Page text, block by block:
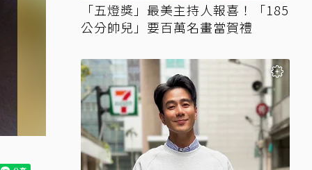
「五燈獎」最美主持人報喜！「185
公分帥兒」要百萬名畫當賀禮